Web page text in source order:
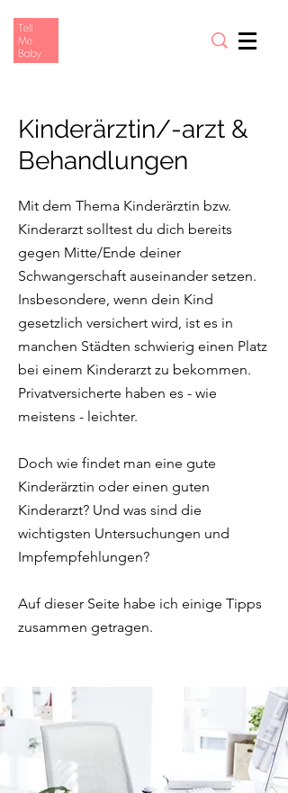
Kinderärztin/-arzt &
Behandlungen
Mit dem Thema Kinderärztin bzw.
Kinderarzt solltest du dich bereits
gegen Mitte/Ende deiner
Schwangerschaft auseinander setzen.
Insbesondere, wenn dein Kind
gesetzlich versichert wird, ist es in
manchen Städten schwierig einen Platz
bei einem Kinderarzt zu bekommen.
Privatversicherte haben es - wie
meistens - leichter.
Doch wie findet man eine gute
Kinderärztin oder einen guten
Kinderarzt? Und was sind die
wichtigsten Untersuchungen und
Impfempfehlungen?
Auf dieser Seite habe ich einige Tipps
zusammen getragen.